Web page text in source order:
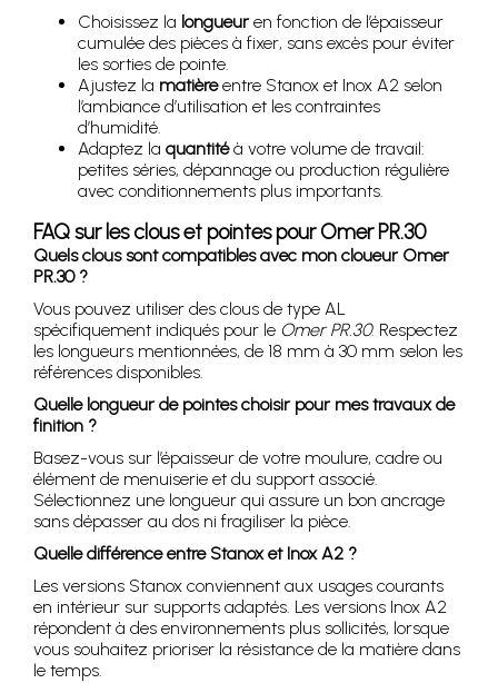
Choisissez la longueuren fonction de l’épaisseur
cumulée des pièces à fixer, sans excès pour éviter
les sorties de pointe.
Ajustez la matièreentre Stanox et Inox A2 selon
l’ambiance d’utilisation et les contraintes
d’humidité.
Adaptez la quantitéà votre volume de travail:
petites séries, dépannage ou production régulière
avec conditionnements plus importants.
FAQ sur les clous et pointes pour Omer PR.30
Quels clous sont compatibles avec mon cloueur Omer
PR.30 ?
Vous pouvez utiliser des clous de type AL
spécifiquement indiqués pour le Omer PR.30. Respectez
les longueurs mentionnées, de 18 mm à 30 mm selon les
références disponibles.
Quelle longueur de pointes choisir pour mes travaux de
finition ?
Basez-vous sur l’épaisseur de votre moulure, cadre ou
élément de menuiserie et du support associé.
Sélectionnez une longueur qui assure un bon ancrage
sans dépasser au dos ni fragiliser la pièce.
Quelle différence entre Stanox et Inox A2 ?
Les versions Stanox conviennent aux usages courants
en intérieur sur supports adaptés. Les versions Inox A2
répondent à des environnements plus sollicités, lorsque
vous souhaitez prioriser la résistance de la matière dans
le temps.